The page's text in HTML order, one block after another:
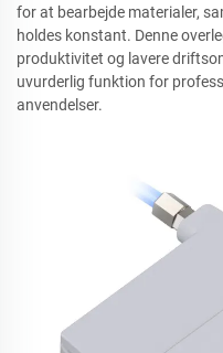
for at bearbejde materialer,
holdes konstant. Denne
produktivitet og lavere
uvurderlig funktion for
anvendelser.